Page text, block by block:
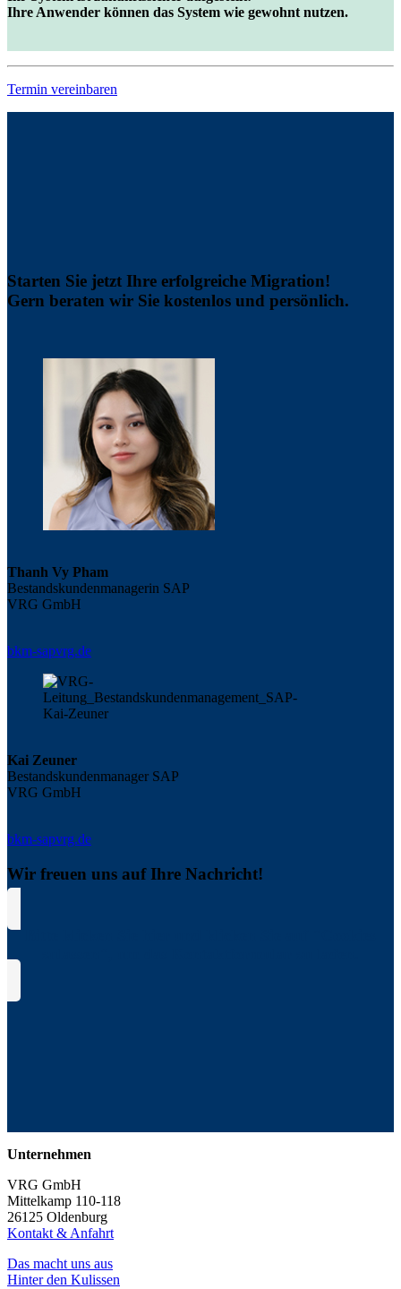
Ihre Anwender können das System wie gewohnt nutzen.
Termin vereinbaren
Starten Sie jetzt Ihre erfolgreiche Migration!
Gern beraten wir Sie kostenlos und persönlich.
Thanh Vy Pham
Bestandskundenmanagerin SAP
VRG GmbH
bkm-sapvrg.de
Kai Zeuner
Bestandskundenmanager SAP
VRG GmbH
bkm-sapvrg.de
Wir freuen uns auf Ihre Nachricht!
Unternehmen
VRG GmbH
Mittelkamp 110-118
26125 Oldenburg
Kontakt & Anfahrt
Das macht uns aus
Hinter den Kulissen